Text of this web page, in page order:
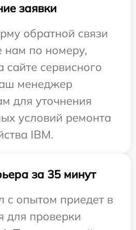
заявки
обратной связи
нам по номеру,
сайте сервисного
менеджер
для уточнения
условий ремонта
IBM.
за 35 минут
с опытом приедет в
для проверки